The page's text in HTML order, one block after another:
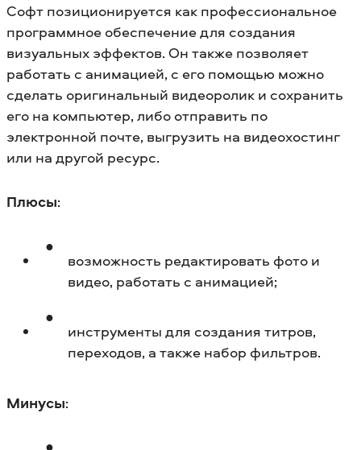
Софт позиционируется как профессиональное
программное обеспечение для создания
визуальных эффектов. Он также позволяет
работать с анимацией, с его помощью можно
сделать оригинальный видеоролик и сохранить
его на компьютер, либо отправить по
электронной почте, выгрузить на видеохостинг
или на другой ресурс.
Плюсы:
возможность редактировать фото и
видео, работать с анимацией;
инструменты для создания титров,
переходов, а также набор фильтров.
Минусы: